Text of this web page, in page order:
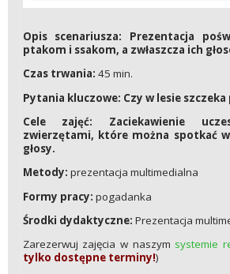
Opis scenariusza: Prezentacja
ptakom i ssakom, a zwłaszcza ich
Czas trwania: 45 min.
Pytania kluczowe: Czy w lesie szczeka
Cele zajęć: Zaciekawienie
zwierzętami, które można spotkać
głosy.
Metody: prezentacja multimedialna
Formy pracy: pogadanka
Środki dydaktyczne: Prezentacja
Zarezerwuj zajęcia w naszym systemie
tylko dostępne terminy!)